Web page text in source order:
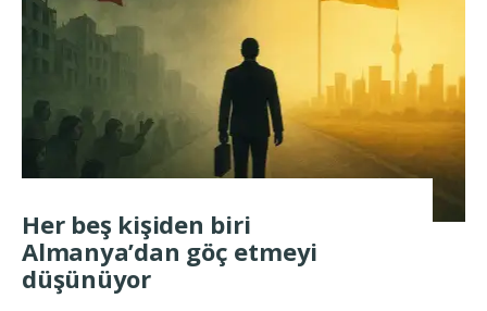
Her beş kişiden biri
Almanya’dan göç etmeyi
düşünüyor